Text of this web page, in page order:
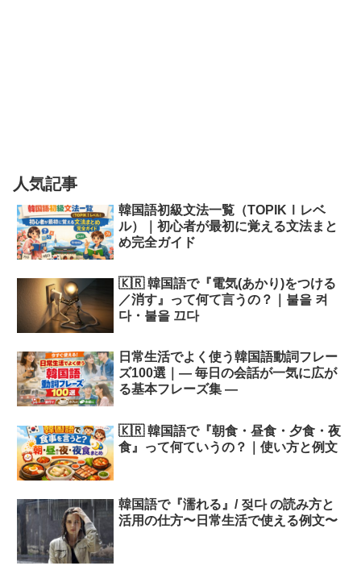
人気記事
韓国語初級文法一覧（TOPIKⅠレベ
ル）｜初心者が最初に覚える文法まと
め完全ガイド
🇰🇷 韓国語で『電気(あかり)をつける
／消す』って何て言うの？｜불을 켜
다・불을 끄다
日常生活でよく使う韓国語動詞フレー
ズ100選｜― 毎日の会話が一気に広が
る基本フレーズ集 ―
🇰🇷 韓国語で『朝食・昼食・夕食・夜
食』って何ていうの？｜使い方と例文
韓国語で『濡れる』/ 젖다 の読み方と
活用の仕方〜日常生活で使える例文〜